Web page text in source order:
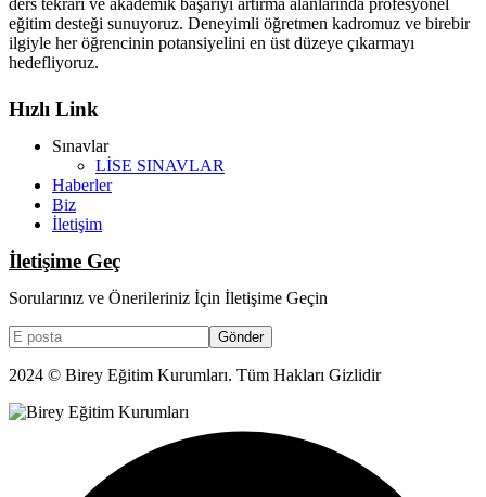
ders tekrarı ve akademik başarıyı artırma alanlarında profesyonel
eğitim desteği sunuyoruz. Deneyimli öğretmen kadromuz ve birebir
ilgiyle her öğrencinin potansiyelini en üst düzeye çıkarmayı
hedefliyoruz.
Hızlı Link
Sınavlar
LİSE SINAVLAR
Haberler
Biz
İletişim
İletişime Geç
Sorularınız ve Önerileriniz İçin İletişime Geçin
Gönder
2024 © Birey Eğitim Kurumları. Tüm Hakları Gizlidir